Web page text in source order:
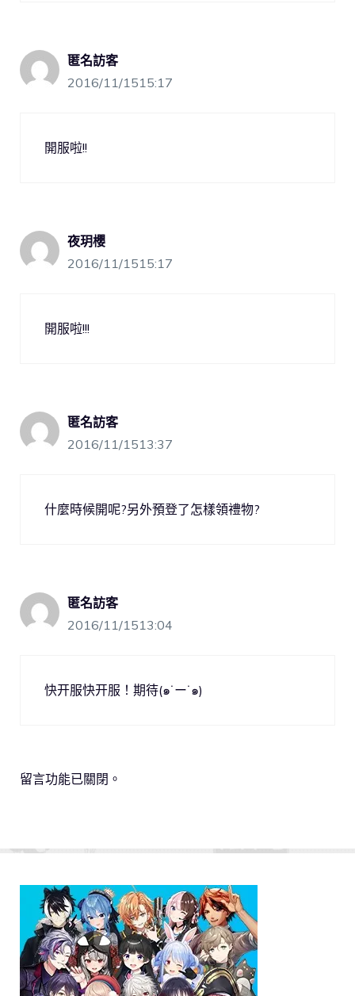
匿名訪客
2016/11/1515:17
開服啦!!
夜玥櫻
2016/11/1515:17
開服啦!!!
匿名訪客
2016/11/1513:37
什麼時候開呢?另外預登了怎樣領禮物?
匿名訪客
2016/11/1513:04
快开服快开服！期待(๑˙ー˙๑)
留言功能已關閉。